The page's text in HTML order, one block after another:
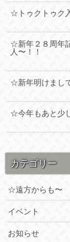
☆トゥクトゥク
☆新年２８周年
人〜！！
☆新年明けまし
☆今年もあと少
カテゴリー
☆遠方からも〜
イベント
お知らせ